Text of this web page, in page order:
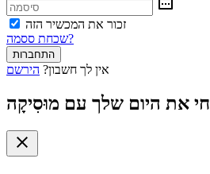
זכור את המכשיר הזה
שכחת ססמה?
התחברות
אין לך חשבון? הירשם
חי את היום שלך עם מוּסִיקָה